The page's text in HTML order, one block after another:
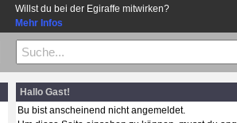
Willst du bei der Egiraffe mitwirken?
Mehr Infos
Hallo Gast!
Bu bist anscheinend nicht angemeldet.